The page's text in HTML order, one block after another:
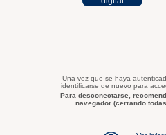
Una vez que se haya
identificarse de nuevo para
Para desconectarse,
navegador (cerrando